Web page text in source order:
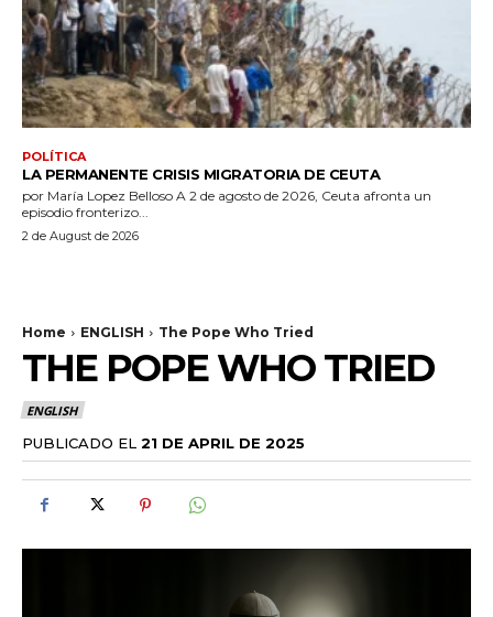
POLÍTICA
LA PERMANENTE CRISIS MIGRATORIA DE CEUTA
por María Lopez Belloso A 2 de agosto de 2026, Ceuta afronta un
episodio fronterizo...
2 de August de 2026